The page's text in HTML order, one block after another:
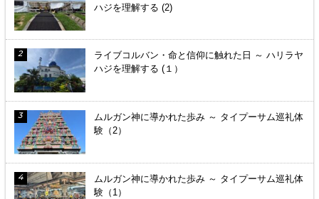
ハジを理解する (2)
ライブコルバン・命と信仰に触れた日 ～ ハリラヤ
ハジを理解する (１）
ムルガン神に導かれた歩み ～ タイプーサム巡礼体
験（2）
ムルガン神に導かれた歩み ～ タイプーサム巡礼体
験（1）